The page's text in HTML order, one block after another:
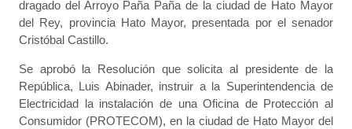
dragado del Arroyo Paña Paña de la ciudad de Hato Mayor
del Rey, provincia Hato Mayor, presentada por el senador
Cristóbal Castillo.
Se aprobó la Resolución que solicita al presidente de la
República, Luis Abinader, instruir a la Superintendencia de
Electricidad la instalación de una Oficina de Protección al
Consumidor (PROTECOM), en la ciudad de Hato Mayor del